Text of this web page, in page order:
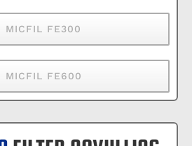
MICFIL FE300
MICFIL FE600